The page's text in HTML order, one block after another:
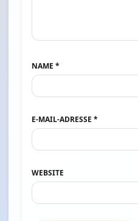
NAME *
E-MAIL-ADRESSE *
WEBSITE